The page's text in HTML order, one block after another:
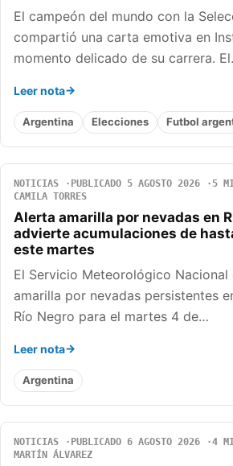
El campeón del mundo con la
compartió una carta emotiva en
momento delicado de su carrera.
Leer nota
Argentina Elecciones Futbol
NOTICIAS PUBLICADO 5 AGOSTO 2026
5
CAMILA TORRES
Alerta amarilla por nevadas en
advierte acumulaciones de
este martes
El Servicio Meteorológico
amarilla por nevadas persistentes
Río Negro para el martes 4 de…
Leer nota
Argentina
NOTICIAS PUBLICADO 6 AGOSTO 2026
4
MARTÍN ÁLVAREZ